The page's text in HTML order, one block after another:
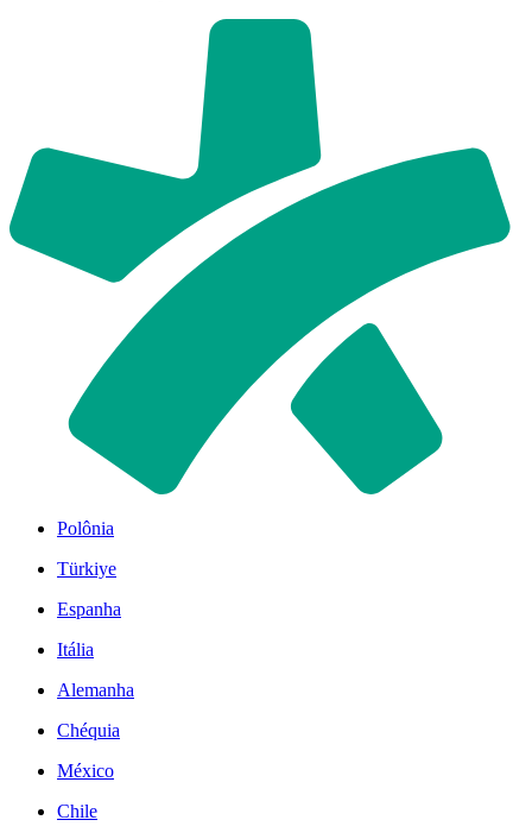
Polônia
Türkiye
Espanha
Itália
Alemanha
Chéquia
México
Chile